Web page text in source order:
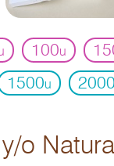
100u
1500u 2000
o